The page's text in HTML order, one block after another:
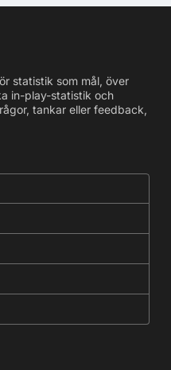
statistik som mål, över
in-play-statistik och
tankar eller feedback,